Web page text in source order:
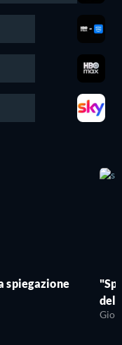
spiegazione
del